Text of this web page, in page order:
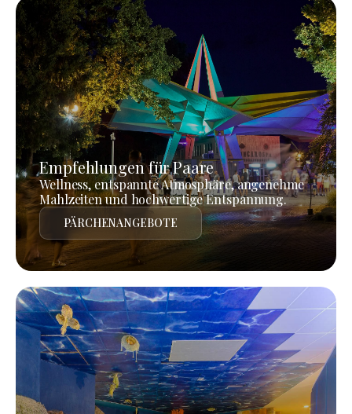
Empfehlungen für Paare
Wellness, entspannte Atmosphäre, angenehme
Mahlzeiten und hochwertige Entspannung.
PÄRCHENANGEBOTE